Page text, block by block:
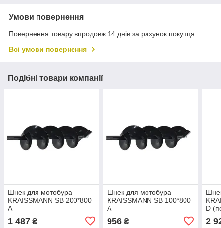
Умови повернення
Повернення товару впродовж 14 днів за рахунок покупця
Всі умови повернення
Подібні товари компанії
Шнек для мотобура
KRAISSMANN SB 200*800
A
1 487 ₴
Шнек для мотобура
KRAISSMANN SB 100*800
A
956₴
D
2